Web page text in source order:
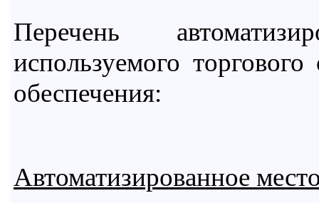
Перечень
используемого
обеспечения:
Автоматизированное